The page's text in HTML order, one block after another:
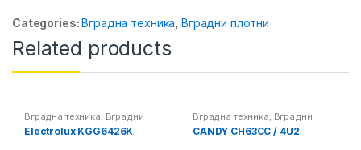
Categories:Вградна техника Вградни плотни
Related products
Вградна техника, Вградни
плотни
Electrolux KGG6426K
Вградна техника, Вградни
плотни
CANDY CH63CC / 4U2